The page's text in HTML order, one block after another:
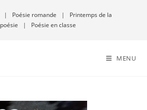
| Poésie romande |
Printemps de la
poésie
| Poésie en classe
MENU